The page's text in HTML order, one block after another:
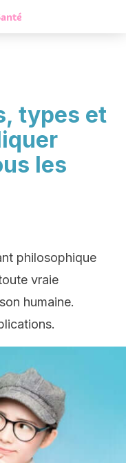
types et
les
philosophique
vraie
humaine.